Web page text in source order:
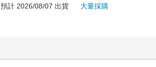
預計 2026/08/07 出貨
大量採購